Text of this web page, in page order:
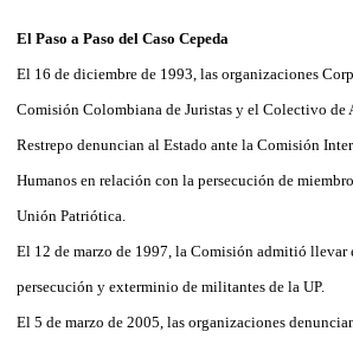
El Paso a Paso del Caso Cepeda
El 16 de diciembre de 1993, las organizaciones
Comisión Colombiana de Juristas y el Colectivo de
Restrepo denuncian al Estado ante la Comisión
Humanos en relación con la persecución de
Unión Patriótica.
El 12 de marzo de 1997, la Comisión admitió llevar
persecución y exterminio de militantes de la UP.
El 5 de marzo de 2005, las organizaciones